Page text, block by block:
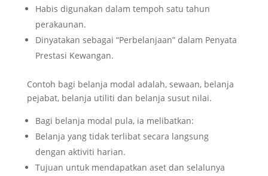
Habis digunakan dalam tempoh satu tahun
perakaunan.
Dinyatakan sebagai “Perbelanjaan” dalam Penyata
Prestasi Kewangan.
Contoh bagi belanja modal adalah, sewaan, belanja
pejabat, belanja utiliti dan belanja susut nilai.
Bagi belanja modal pula, ia melibatkan:
Belanja yang tidak terlibat secara langsung
dengan aktiviti harian.
Tujuan untuk mendapatkan aset dan selalunya